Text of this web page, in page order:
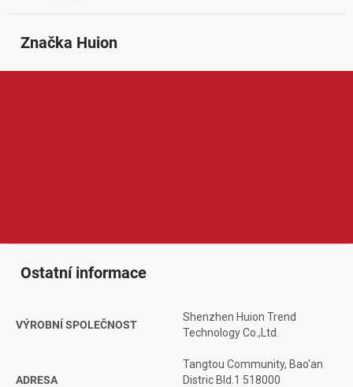
Značka Huion
Ostatní informace
VÝROBNÍ SPOLEČNOST
Shenzhen Huion Trend
Technology Co.,Ltd.
ADRESA
Tangtou Community, Bao'an
Distric Bld.1 518000